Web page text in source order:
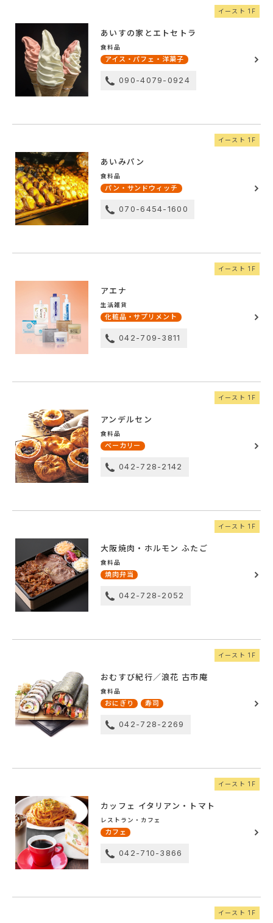
あいすの家とエトセトラ
食料品
アイス・パフェ・洋菓子
イースト 1F
090-4079-0924
あいみパン
食料品
パン・サンドウィッチ
イースト 1F
070-6454-1600
アエナ
生活雑貨
化粧品・サプリメント
イースト 1F
042-709-3811
アンデルセン
食料品
ベーカリー
イースト 1F
042-728-2142
大阪焼肉・ホルモン ふたご
食料品
焼肉弁当
イースト 1F
042-728-2052
おむすび紀行／浪花 古市庵
食料品
おにぎり 寿司
イースト 1F
042-728-2269
カッフェ イタリアン・トマト
レストラン・カフェ
カフェ
イースト 1F
042-710-3866
イースト 1F